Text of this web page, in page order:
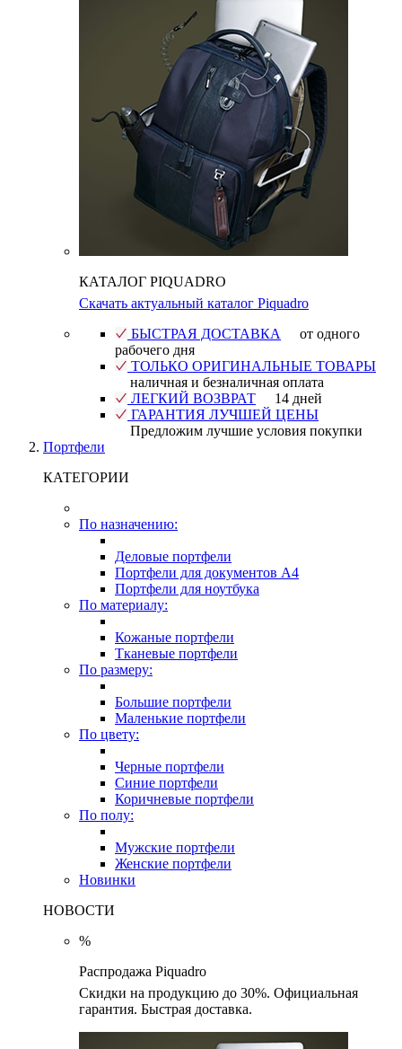
КАТАЛОГ PIQUADRO
Скачать актуальный каталог Piquadro
БЫСТРАЯ ДОСТАВКА
от одного
рабочего дня
ТОЛЬКО ОРИГИНАЛЬНЫЕ ТОВАРЫ
наличная и безналичная оплата
ЛЕГКИЙ ВОЗВРАТ
14 дней
ГАРАНТИЯ ЛУЧШЕЙ ЦЕНЫ
Предложим лучшие условия покупки
Портфели
КАТЕГОРИИ
По назначению:
Деловые портфели
Портфели для документов A4
Портфели для ноутбука
По материалу:
Кожаные портфели
Тканевые портфели
По размеру:
Большие портфели
Маленькие портфели
По цвету:
Черные портфели
Синие портфели
Коричневые портфели
По полу:
Мужские портфели
Женские портфели
Новинки
НОВОСТИ
%
Распродажа Piquadro
Скидки на продукцию до 30%. Официальная
гарантия. Быстрая доставка.